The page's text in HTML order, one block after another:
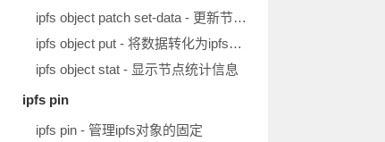
ipfs object patch set-data - 更新节点数据
ipfs object put - 将数据转化为ipfs对象
ipfs object stat - 显示节点统计信息
ipfs pin
ipfs pin - 管理ipfs对象的固定